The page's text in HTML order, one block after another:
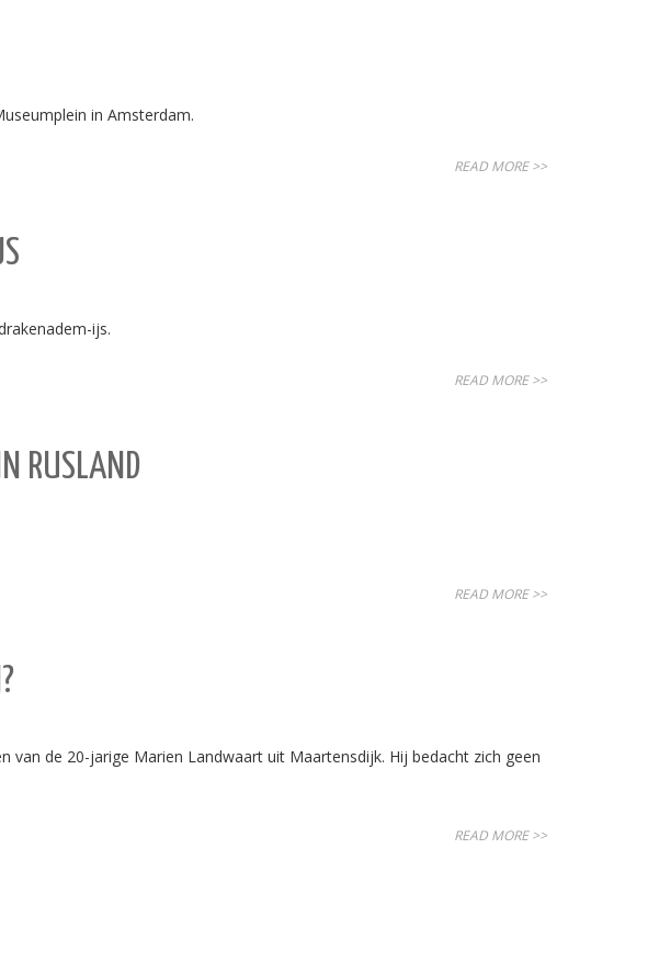
in Amsterdam.
READ MORE >>
ijs.
READ MORE >>
RUSLAND
READ MORE >>
de 20-jarige Marien Landwaart uit Maartensdijk. Hij bedacht zich geen
READ MORE >>